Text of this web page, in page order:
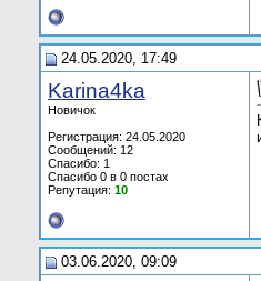
24.05.2020, 17:49
Karina4ka
Новичок
Регистрация: 24.05.2020
Сообщений: 12
Спасибо: 1
Спасибо 0 в 0 постах
Репутация: 10
03.06.2020, 09:09